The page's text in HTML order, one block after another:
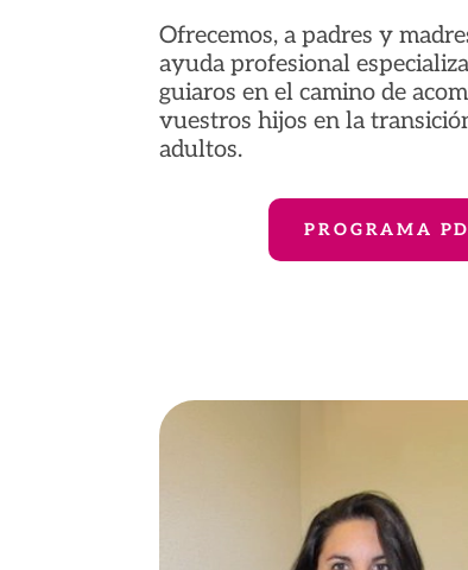
Ofrecemos, a padres y
ayuda profesional
guiaros en el camino de
vuestros hijos en la
adultos.
PROGRAMA